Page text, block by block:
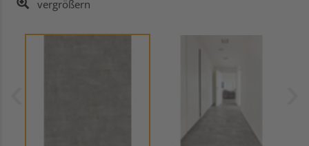
vergrößern